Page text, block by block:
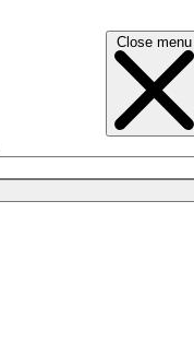
Close menu